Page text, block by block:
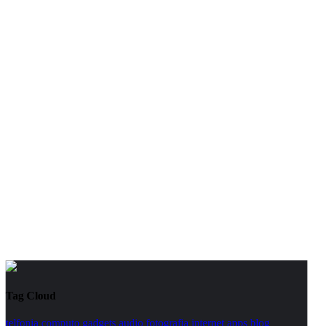
Tag Cloud
telfonia computo gadgets audio fotografia internet apps blog